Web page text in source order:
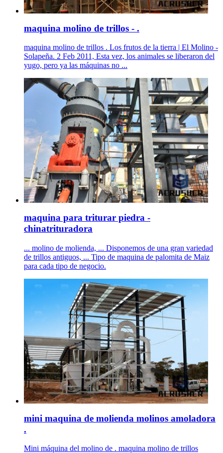
maquina molino de trillos - .
maquina molino de trillos . Los frutos de la tierra | El Molino -
Solapeña. 2 Feb 2011, Esta vez, los animales se liberaron del
yugo, pero ya las máquinas no ...
maquina para triturar piedra -
chinatrituradora
... molino de molienda, ... Disponemos de una gran variedad
de trillos antiguos, ... Tipo de maquina de palomita de Maiz
para cada tipo de negocio.
mini maquina de molienda molinos amoladora
.
Mini máquina del molino de . maquina molino de trillos